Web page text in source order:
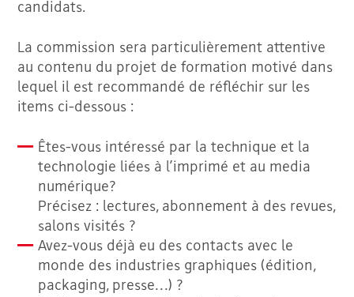
candidats.
La commission sera particulièrement attentive
au contenu du projet de formation motivé dans
lequel il est recommandé de réfléchir sur les
items ci-dessous :
Êtes-vous intéressé par la technique et la
technologie liées à l’imprimé et au media
numérique?
Précisez : lectures, abonnement à des revues,
salons visités ?
Avez-vous déjà eu des contacts avec le
monde des industries graphiques (édition,
packaging, presse…) ?